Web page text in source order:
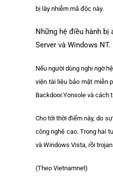
bị lây nhiễm mã độc này.
Những hệ điều hành bị
Server và Windows NT.
Nếu người dùng nghi ngờ
viện tài liệu bảo mật miễn
Backdoor.Yonsole và cách
Cho tới thời điểm này, do
công nghệ cao. Trong hai
và Windows Vista, rồi
(Theo Vietnamnet)